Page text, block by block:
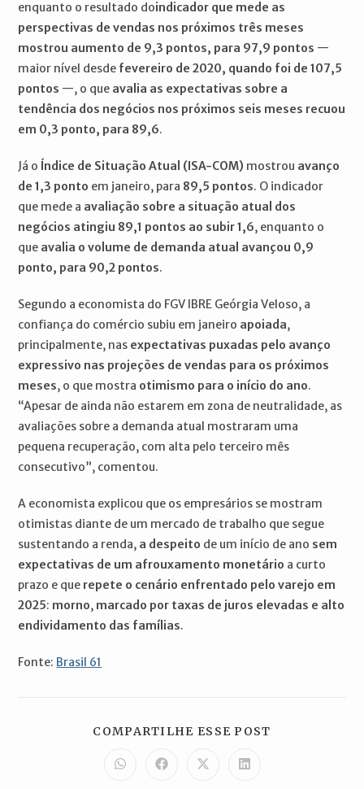
enquanto o resultado doindicador que mede as
perspectivas de vendas nos próximos três meses
mostrou aumento de 9,3 pontos, para 97,9 pontos —
maior nível desde fevereiro de 2020, quando foi de 107,5
pontos —, o que avalia as expectativas sobre a
tendência dos negócios nos próximos seis meses recuou
em 0,3 ponto, para 89,6.
Já o Índice de Situação Atual (ISA-COM) mostrou avanço
de 1,3 ponto em janeiro, para 89,5 pontos. O indicador
que mede a avaliação sobre a situação atual dos
negócios atingiu 89,1 pontos ao subir 1,6, enquanto o
que avalia o volume de demanda atual avançou 0,9
ponto, para 90,2 pontos.
Segundo a economista do FGV IBRE Geórgia Veloso, a
confiança do comércio subiu em janeiro apoiada,
principalmente, nas expectativas puxadas pelo avanço
expressivo nas projeções de vendas para os próximos
meses, o que mostra otimismo para o início do ano.
“Apesar de ainda não estarem em zona de neutralidade, as
avaliações sobre a demanda atual mostraram uma
pequena recuperação, com alta pelo terceiro mês
consecutivo”, comentou.
A economista explicou que os empresários se mostram
otimistas diante de um mercado de trabalho que segue
sustentando a renda, a despeito de um início de ano sem
expectativas de um afrouxamento monetário a curto
prazo e que repete o cenário enfrentado pelo varejo em
2025: morno, marcado por taxas de juros elevadas e alto
endividamento das famílias.
Fonte: Brasil 61
COMPARTILHE ESSE POST
Abre
em
Abre
em
Abre
em
Abre
em